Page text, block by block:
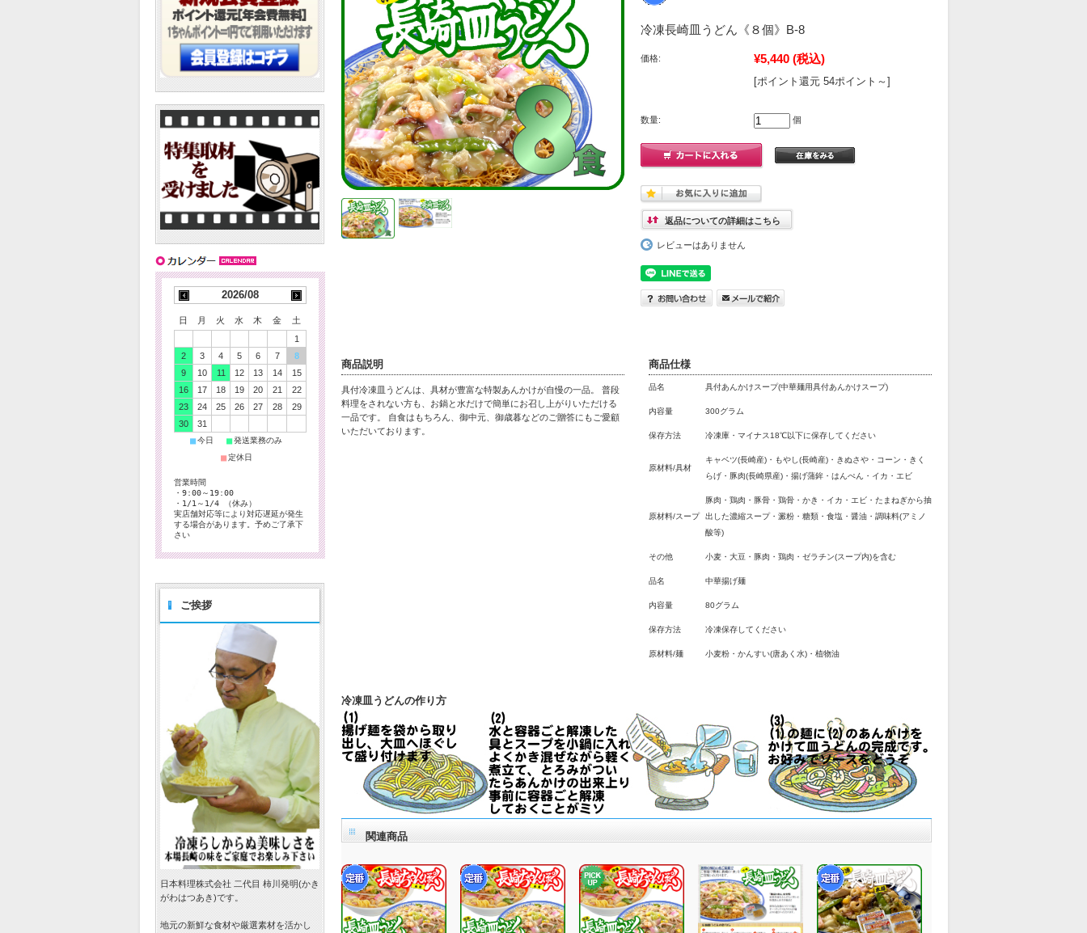
冷凍長崎皿うどん《８個》B-8
価格: ¥5,440 (税込)
[ポイント還元 54ポイント～]
数量: 個
返品についての詳細はこちら
レビューはありません
商品説明
具付冷凍皿うどんは、具材が豊富な特製あんかけが自慢の一品。 普段
料理をされない方も、お鍋と水だけで簡単にお召し上がりいただける
一品です。 自食はもちろん、御中元、御歳暮などのご贈答にもご愛顧
いただいております。
商品仕様
品名 具付あんかけスープ(中華麺用具付あんかけスープ)
内容量 300グラム
保存方法 冷凍庫・マイナス18℃以下に保存してください
原材料/具材
キャベツ(長崎産)・もやし(長崎産)・きぬさや・コーン・きく
らげ・豚肉(長崎県産)・揚げ蒲鉾・はんぺん・イカ・エビ
原材料/スープ
豚肉・鶏肉・豚骨・鶏骨・かき・イカ・エビ・たまねぎから抽
出した濃縮スープ・澱粉・糖類・食塩・醤油・調味料(アミノ
酸等)
その他 小麦・大豆・豚肉・鶏肉・ゼラチン(スープ内)を含む
品名 中華揚げ麺
内容量 80グラム
保存方法 冷凍保存してください
原材料/麺 小麦粉・かんすい(唐あく水)・植物油
冷凍皿うどんの作り方
関連商品
2026/08
日 月 火 水 木 金
土
1
2
3 4 5 6 7
8
9
10 11 12 13 14
15
16
17 18 19 20 21
22
23
24 25 26 27 28
29
30
31
■今日 ■発送業務のみ
■ 定休日
営業時間
・9:00～19:00
・1/1～1/4 （休み）
実店舗対応等により対応遅延が発生
する場合があります。予めご了承下
さい
ご挨拶
日本料理株式会社 二代目 柿川発明(かき
がわはつあき)です。
地元の新鮮な食材や厳選素材を活かし